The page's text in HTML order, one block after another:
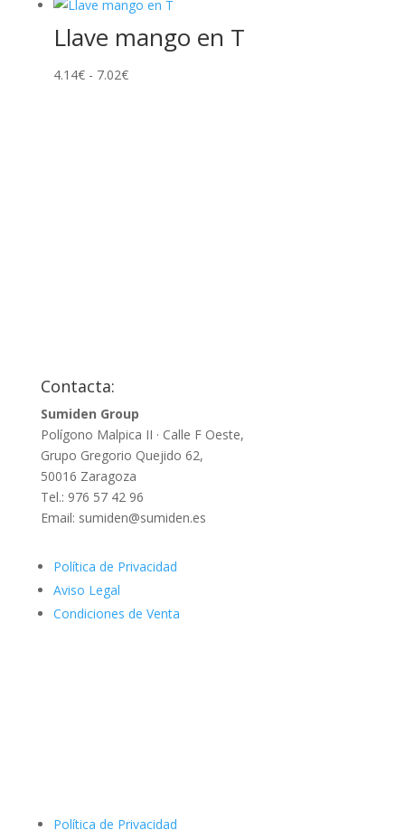
Llave mango en T
4.14€ - 7.02€Rango
Contacta:
Sumiden Group
Polígono Malpica II · Calle F Oeste,
Grupo Gregorio Quejido 62,
50016 Zaragoza
Tel.: 976 57 42 96
Email: sumiden@sumiden.es
Política de Privacidad
Aviso Legal
Condiciones de Venta
Política de Privacidad